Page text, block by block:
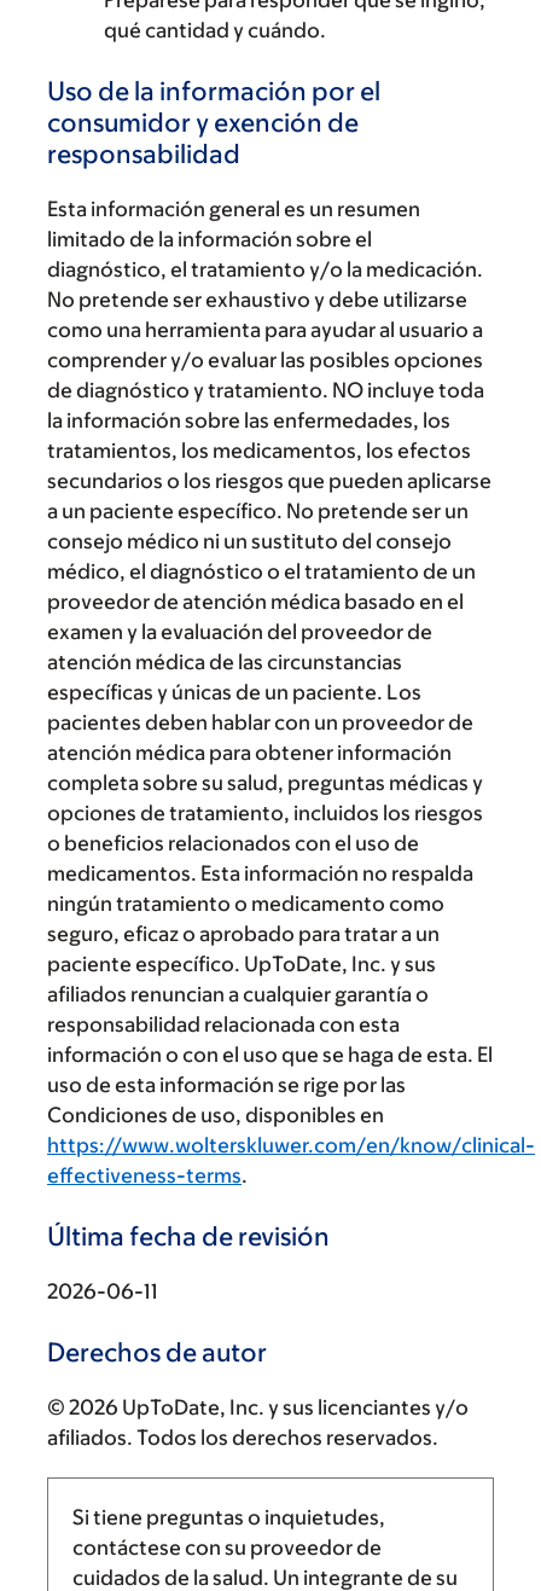
qué cantidad y cuándo.
Uso de la información por el
consumidor y exención de
responsabilidad
Esta información general es un resumen
limitado de la información sobre el
diagnóstico, el tratamiento y/o la medicación.
No pretende ser exhaustivo y debe utilizarse
como una herramienta para ayudar al usuario a
comprender y/o evaluar las posibles opciones
de diagnóstico y tratamiento. NO incluye toda
la información sobre las enfermedades, los
tratamientos, los medicamentos, los efectos
secundarios o los riesgos que pueden aplicarse
a un paciente específico. No pretende ser un
consejo médico ni un sustituto del consejo
médico, el diagnóstico o el tratamiento de un
proveedor de atención médica basado en el
examen y la evaluación del proveedor de
atención médica de las circunstancias
específicas y únicas de un paciente. Los
pacientes deben hablar con un proveedor de
atención médica para obtener información
completa sobre su salud, preguntas médicas y
opciones de tratamiento, incluidos los riesgos
o beneficios relacionados con el uso de
medicamentos. Esta información no respalda
ningún tratamiento o medicamento como
seguro, eficaz o aprobado para tratar a un
paciente específico. UpToDate, Inc. y sus
afiliados renuncian a cualquier garantía o
responsabilidad relacionada con esta
información o con el uso que se haga de esta. El
uso de esta información se rige por las
Condiciones de uso, disponibles en
https://www.wolterskluwer.com/en/know/clinical-
effectiveness-terms.
Última fecha de revisión
2026-06-11
Derechos de autor
© 2026 UpToDate, Inc. y sus licenciantes y/o
afiliados. Todos los derechos reservados.
Si tiene preguntas o inquietudes,
contáctese con su proveedor de
cuidados de la salud. Un integrante de su